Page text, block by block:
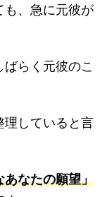
も、急に元彼が
らく元彼のこ
理していると言
あなたの願望」